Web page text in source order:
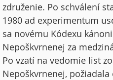
združenie. Po schválení
1980 ad experimentum
sa novému Kódexu
Nepoškvrnenej za
Po vzatí na vedomie list
Nepoškvrnenej,